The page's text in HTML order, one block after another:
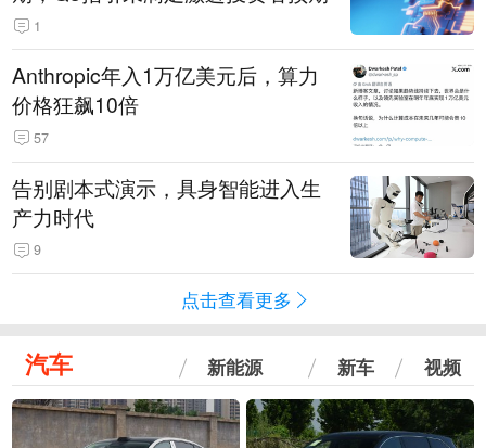
1
Anthropic年入1万亿美元后，算力
价格狂飙10倍
57
告别剧本式演示，具身智能进入生
产力时代
9
点击查看更多
汽车 新能源 新车 视频